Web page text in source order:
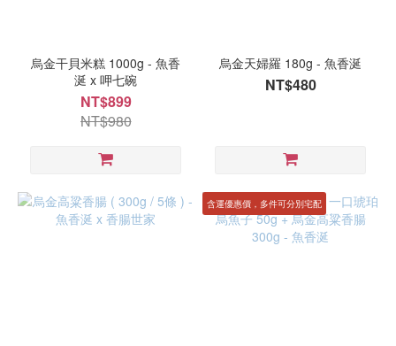
烏金干貝米糕 1000g - 魚香
涎 x 呷七碗
NT$899
NT$980
烏金天婦羅 180g - 魚香涎
NT$480
含運優惠價，多件可分別宅配